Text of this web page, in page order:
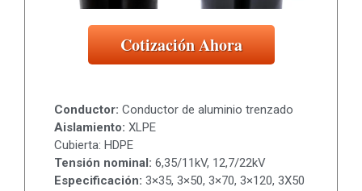
Cotización Ahora
Conductor: Conductor de aluminio trenzado
Aislamiento: XLPE
Cubierta: HDPE
Tensión nominal: 6,35/11kV, 12,7/22kV
Especificación: 3×35, 3×50, 3×70, 3×120, 3X50